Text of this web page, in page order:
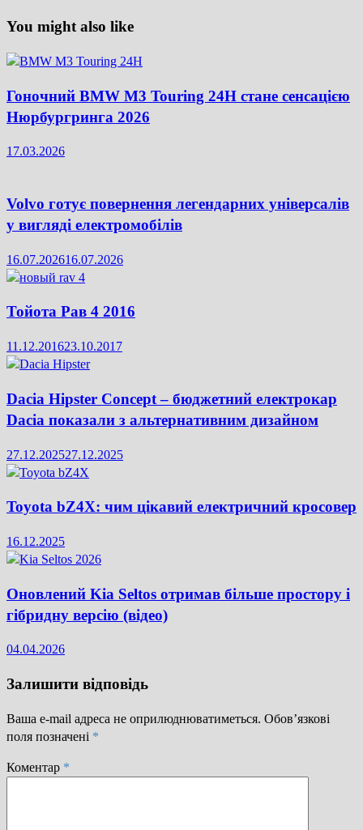
You might also like
Гоночний BMW M3 Touring 24H стане сенсацією
Нюрбургринга 2026
17.03.2026
Volvo готує повернення легендарних універсалів
у вигляді електромобілів
16.07.202616.07.2026
Тойота Рав 4 2016
11.12.201623.10.2017
Dacia Hipster Concept – бюджетний електрокар
Dacia показали з альтернативним дизайном
27.12.202527.12.2025
Toyota bZ4X: чим цікавий електричний кросовер
16.12.2025
Оновлений Kia Seltos отримав більше простору і
гібридну версію (відео)
04.04.2026
Залишити відповідь
Ваша e-mail адреса не оприлюднюватиметься. Обов’язкові
поля позначені *
Коментар *